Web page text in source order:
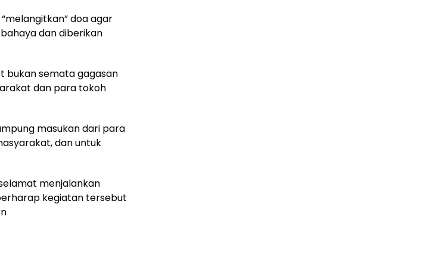
doa agar
dan diberikan
bukan semata gagasan
dan para tokoh
masukan dari para
dan untuk
menjalankan
kegiatan tersebut